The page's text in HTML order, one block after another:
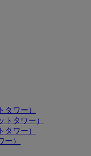
タワー）
トタワー）
ワー）
）